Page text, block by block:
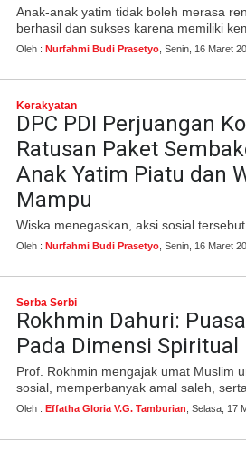
Anak-anak yatim tidak boleh merasa
berhasil dan sukses karena memiliki
Oleh : Nurfahmi Budi Prasetyo , Senin, 16 Maret
Kerakyatan
DPC PDI Perjuangan
Ratusan Paket
Anak Yatim Piatu dan
Mampu
Wiska menegaskan, aksi sosial
Oleh : Nurfahmi Budi Prasetyo , Senin, 16 Maret
Serba Serbi
Rokhmin Dahuri:
Pada Dimensi Spiritual
Prof. Rokhmin mengajak umat Muslim
sosial, memperbanyak amal saleh,
Oleh : Effatha Gloria V.G. Tamburian , Selasa, 17